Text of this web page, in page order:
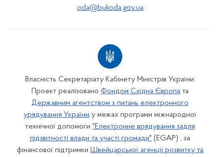
oda@bukoda.gov.ua
Власність Секретаріату Кабінету Міністрів України.
Проект реалізовано Фондом Східна Європа та
Державним агентством з питань електронного
урядування України у межах програми міжнародної
технічної допомоги "Електронне врядування задля
підзвітності влади та участі громади" (EGAP) , за
фінансової підтримки Швейцарської агенції розвитку та